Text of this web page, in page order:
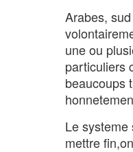
Arabes,
une ou
particuliers
beaucoups
Le
mettre